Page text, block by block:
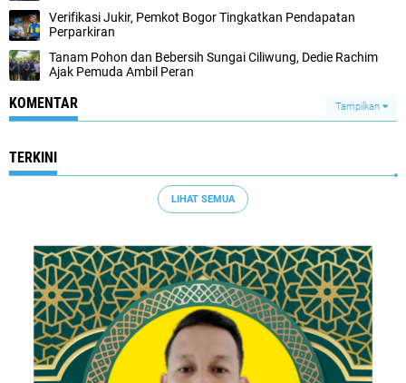
Verifikasi Jukir, Pemkot Bogor Tingkatkan Pendapatan
Perparkiran
Tanam Pohon dan Bebersih Sungai Ciliwung, Dedie Rachim
Ajak Pemuda Ambil Peran
KOMENTAR Tampilkan
TERKINI
LIHAT SEMUA